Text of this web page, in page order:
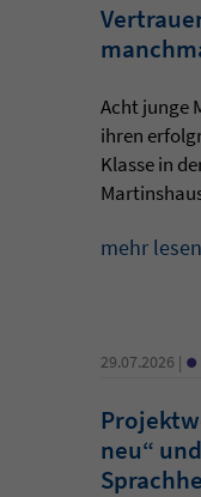
Acht junge
ihren
Klasse in
mehr lesen
29.07.2026 | •
neu“